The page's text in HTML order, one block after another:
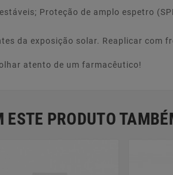
Proteção de amplo espetro
da exposição solar. Reaplicar com
atento de um farmacêutico!
ESTE PRODUTO